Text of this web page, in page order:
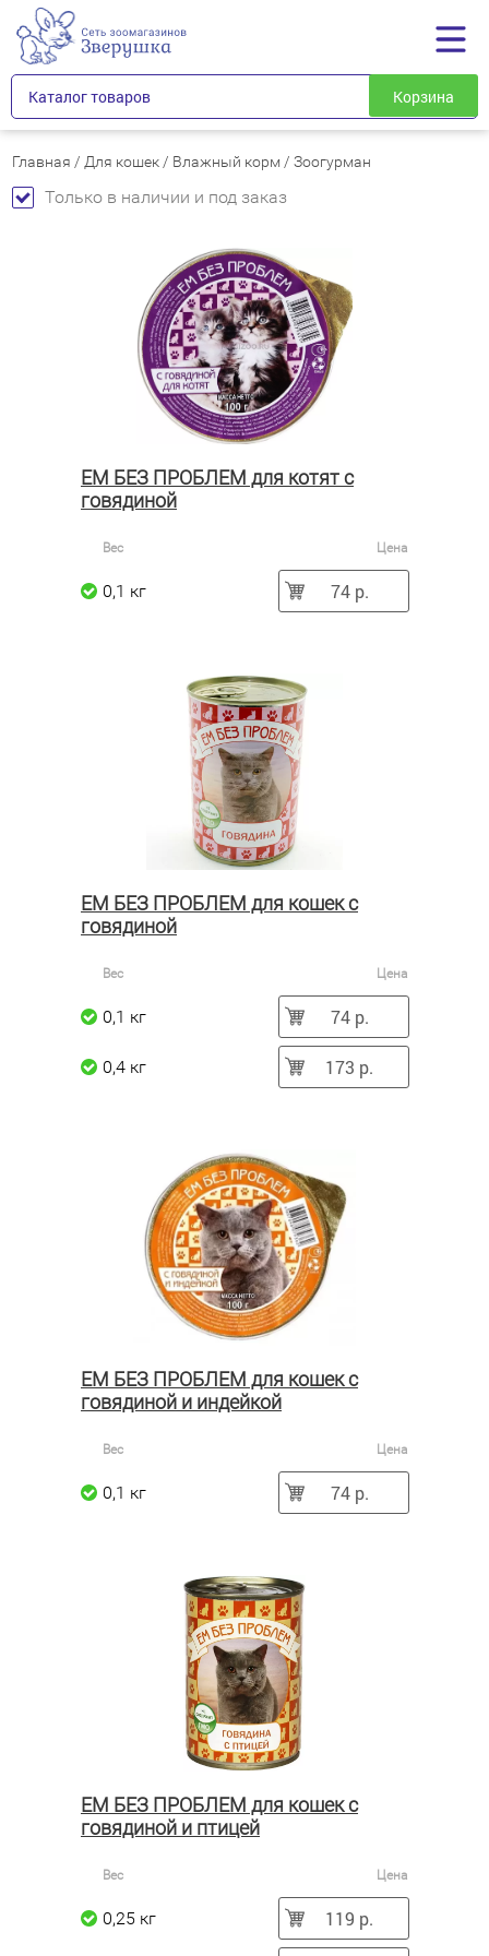
Каталог товаров Корзина
Главная / Для кошек / Влажный корм /Зоогурман
Только в наличии и под заказ
ЕМ БЕЗ ПРОБЛЕМ для котят с
говядиной
Вес Цена
0,1 кг 74 р.
ЕМ БЕЗ ПРОБЛЕМ для кошек с
говядиной
Вес Цена
0,1 кг 74 р.
0,4 кг 173 р.
ЕМ БЕЗ ПРОБЛЕМ для кошек с
говядиной и индейкой
Вес Цена
0,1 кг 74 р.
ЕМ БЕЗ ПРОБЛЕМ для кошек с
говядиной и птицей
Вес Цена
0,25 кг 119 р.